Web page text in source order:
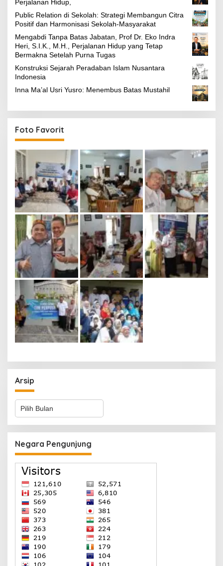
Perjalanan Hidup,
Public Relation di Sekolah: Strategi Membangun Citra
Positif dan Harmonisasi Sekolah-Masyarakat
Mengabdi Tanpa Batas Jabatan, Prof Dr. Eko Indra
Heri, S.I.K., M.H., Perjalanan Hidup yang Tetap
Bermakna Setelah Purna Tugas
Konstruksi Sejarah Peradaban Islam Nusantara
Indonesia
Inna Ma’al Usri Yusro: Menembus Batas Mustahil
Foto Favorit
Arsip
Arsip
Negara Pengunjung